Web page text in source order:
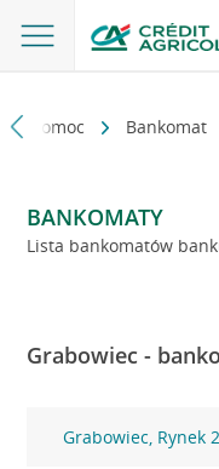
i pomoc Bankomat
BANKOMATY
Lista bankomatów
Grabowiec -
Grabowiec, Rynek 2